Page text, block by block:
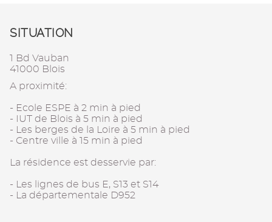
SITUATION
1 Bd Vauban
41000 Blois
A proximité:
- Ecole ESPE à 2 min à pied
- IUT de Blois à 5 min à pied
- Les berges de la Loire à 5 min à pied
- Centre ville à 15 min à pied
La résidence est desservie par:
- Les lignes de bus E, S13 et S14
- La départementale D952